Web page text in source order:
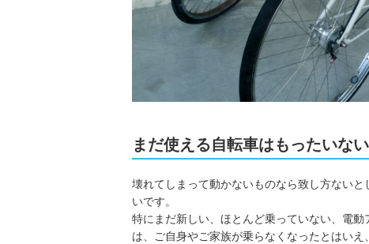
まだ使える自転車はもったいない
壊れてしまって動かないものなら致し方ない
いです。
特にまだ新しい、ほとんど乗っていない、電
は、ご自身やご家族が乗らなくなったとはいえ